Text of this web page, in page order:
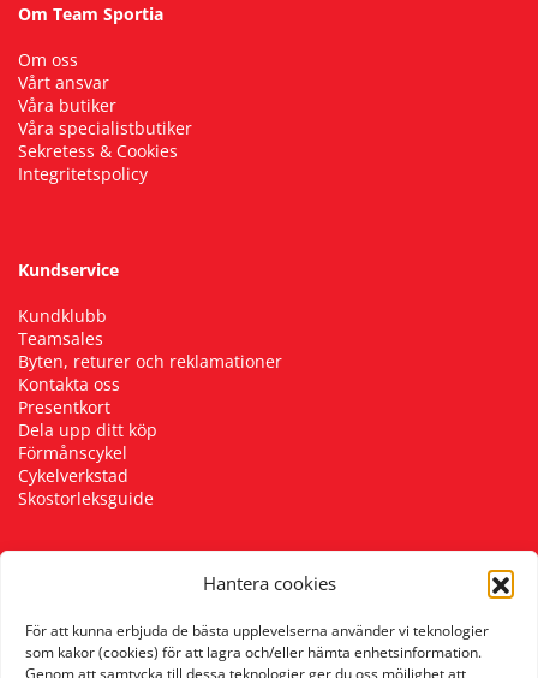
Hantera cookies
För att kunna erbjuda de bästa upplevelserna använder vi teknologier
som kakor (cookies) för att lagra och/eller hämta enhetsinformation.
Genom att samtycka till dessa teknologier ger du oss möjlighet att
Om Team Sportia
Om oss
Vårt ansvar
Våra butiker
Våra specialistbutiker
Sekretess & Cookies
Integritetspolicy
Kundservice
Kundklubb
Teamsales
Byten, returer och reklamationer
Kontakta oss
Presentkort
Dela upp ditt köp
Förmånscykel
Cykelverkstad
Skostorleksguide